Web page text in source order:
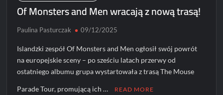
Of Monsters and Men wracają z nową trasą!
Paulina Pasturczak 09/12/2025
Islandzki zespół Of Monsters and Men ogłosił swój powrót
na europejskie sceny – po sześciu latach przerwy od
ostatniego albumu grupa wystartowała z trasą The Mouse
Parade Tour, promującą ich … READ MORE